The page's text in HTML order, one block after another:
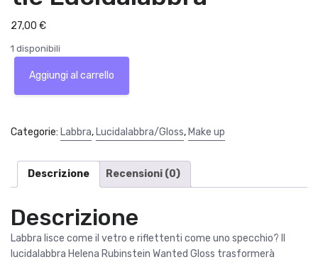
27,00 €
1 disponibili
Rubinstein
Wanted
31
White
Lucidalabbra
quantità
Aggiungi al carrello
Categorie: Labbra, Lucidalabbra/Gloss, Make up
Descrizione Recensioni (0)
Descrizione
Labbra lisce come il vetro e riflettenti come uno specchio? Il
lucidalabbra Helena Rubinstein Wanted Gloss trasformerà